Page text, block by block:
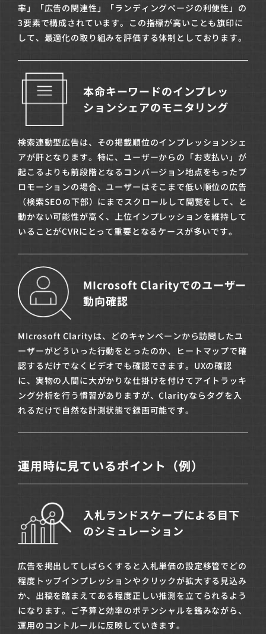
率」「広告の関連性」「ランディングページの利便性」の
3要素で構成されています。この指標が高いことも旗印に
して、最適化の取り組みを評価する体制としております。
本命キーワードのインプレッ
ションシェアのモニタリング
検索連動型広告は、その掲載順位のインプレッションシェ
アが肝となります。特に、ユーザーからの「お支払い」が
起こるよりも前段階となるコンバージョン地点をもったプ
ロモーションの場合、ユーザーはそこまで低い順位の広告
（検索SEOの下部）にまでスクロールして閲覧をして、と
動かない可能性が高く、上位インプレッションを維持して
いることがCVRにとって重要となるケースが多いです。
MIcrosoft Clarityでのユーザー
動向確認
MIcrosoft Clarityは、どのキャンペーンから訪問したユ
ーザーがどういった行動をとったのか、ヒートマップで確
認するだけでなくビデオでも確認できます。UXの確認
に、実物の人間に大がかりな仕掛けを付けてアイトラッキ
ング分析を行う慣習がありますが、Clarityならタグを入
れるだけで自然な計測状態で録画可能です。
運用時に見ているポイント（例）
入札ランドスケープによる目下
のシミュレーション
広告を掲出してしばらくすると入札単価の設定移管でどの
程度トップインプレッションやクリックが拡大する見込み
か、出稿を踏まえてある程度正しい推測を立てられるよう
になります。ご予算と効率のポテンシャルを鑑みながら、
運用のコントルールに反映していきます。